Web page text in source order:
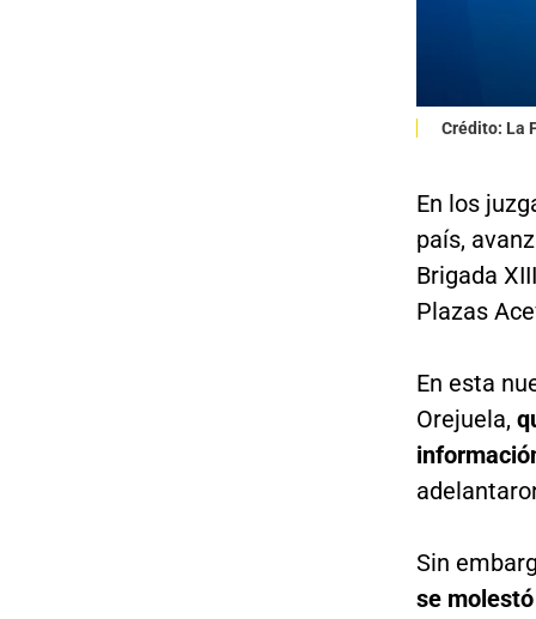
Crédito: La
En los
país,
Brigada
Plazas
En esta
Orejuela,
Sin
se